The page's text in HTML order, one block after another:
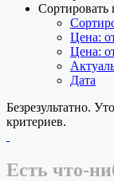
Сортировать
Цена:
Цена:
Дата
Безрезультатно.
критериев.
Есть что-